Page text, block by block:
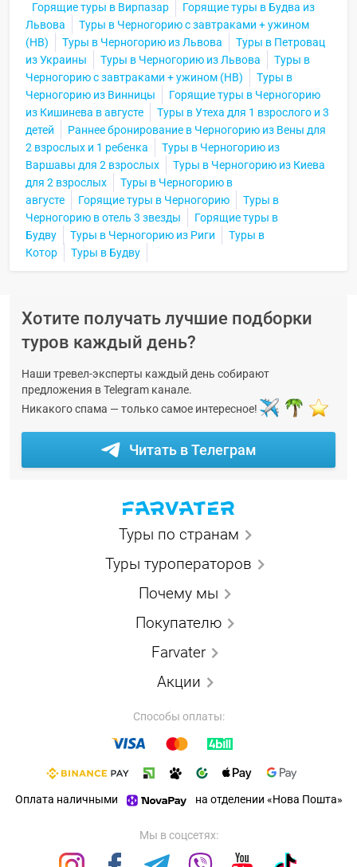
Горящие туры в Вирпазар
Горящие туры в Будва из
Львова
Туры в Черногорию с завтраками + ужином
(HB)
Туры в Черногорию из Львова
Туры в Петровац
из Украины
Туры в Черногорию из Львова
Туры в
Черногорию с завтраками + ужином (HB)
Туры в
Черногорию из Винницы
Горящие туры в Черногорию
из Кишинева в августе
Туры в Утеха для 1 взрослого и 3
детей
Раннее бронирование в Черногорию из Вены для
2 взрослых и 1 ребенка
Туры в Черногорию из
Варшавы для 2 взрослых
Туры в Черногорию из Киева
для 2 взрослых
Туры в Черногорию в
августе
Горящие туры в Черногорию
Туры в
Черногорию в отель 3 звезды
Горящие туры в
Будву
Туры в Черногорию из Риги
Туры в
Котор
Туры в Будву
Хотите получать лучшие подборки
туров каждый день?
Наши тревел-эксперты каждый день собирают
предложения в Telegram канале.
Никакого спама — только самое интересное!
Читать в Телеграм
Туры по странам
Туры туроператоров
Почему мы
Покупателю
Farvater
Акции
Способы оплаты:
Оплата наличными на отделении «Нова Пошта»
Мы в соцсетях: